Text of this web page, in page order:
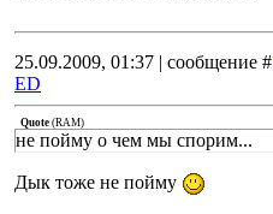
25.09.2009, 01:37 | сообщение #
ED
Quote (RAM)
не пойму о чем мы спорим...
Дык тоже не пойму